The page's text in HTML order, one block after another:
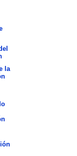
la